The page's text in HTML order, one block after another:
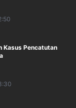
Kasus Pencatutan